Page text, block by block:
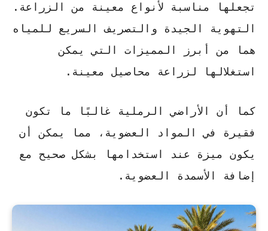
تجعلها مناسبة لأنواع معينة من الزراعة.
التهوية الجيدة و التصريف السريع للمياه
هما من أبرز المميزات التي يمكن
استغلالها لزراعة محاصيل معينة.
كما أن الأراضي الرملية غالبًا ما تكون
فقيرة في المواد العضوية ، مما يمكن أن
يكون ميزة عند استخدامها بشكل صحيح مع
إضافة الأسمدة العضوية.